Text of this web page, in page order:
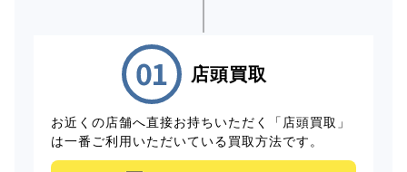
店頭買取
お近くの店舗へ直接お持ちいただく「店頭買取」
は一番ご利用いただいている買取方法です。